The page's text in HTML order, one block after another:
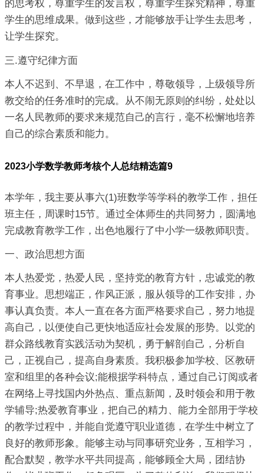
的思考权，尊重学生的发言权，尊重学生探究精神，尊重
学生的思维成果。做到这些，才能够放手让学生去思考，
让学生探究。
三.遵守纪律方面
本人不迟到、不早退，在工作中，尊敬领导，上级领导所
教交给的任务准时的完成。从不闹无原则的纠纷，处处以
一名人民教师的要求来规范自己的言行，毫不松懈地培养
自己的综合素质和能力。
2023小学数学教师考核个人总结精选篇9
本学年，我主要从事六(1)班数学等学科的教学工作，担任
班主任，周课时15节。通过全体师生的共同努力，圆满地
完成教育教学工作，出色地履行了中小学一级教师职责。
一、政治思想方面
本人热爱党，热爱人民，坚持党的教育方针，忠诚党的教
育事业。思想端正，作风正派，服从领导的工作安排，办
事认真负责。本人一直在各方面严格要求自己，努力地提
高自己，以便使自己更快地适应社会发展的形势。以党的
群众路线教育实践活动为契机，勇于解剖自己，分析自
己，正视自己，提高自身素质。我积极参加学校、区教研
室和组里的各种会议;能根据学科特点，通过自己订阅或者
在网络上寻找国内外热点、重点新闻，及时领会和用于教
学辅导;热爱教育事业，把自己的精力、能力全部用于学校
的教学过程中，并能自觉遵守职业道德，在学生中树立了
良好的教师形象。能够主动与同事研究业务，互相学习，
配合默契，教学水平共同提高，能够顾全大局，团结协